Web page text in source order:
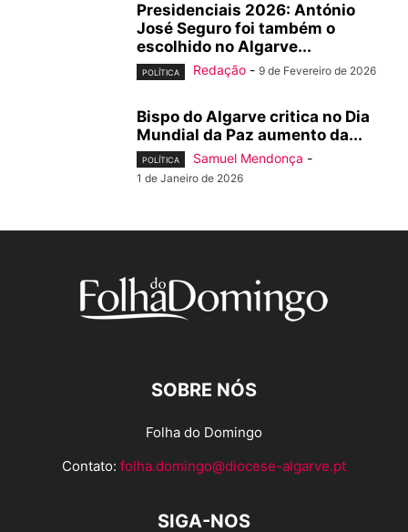
Presidenciais 2026: António
José Seguro foi também o
escolhido no Algarve...
POLÍTICA Redação - 9 de Fevereiro de 2026
Bispo do Algarve critica no Dia
Mundial da Paz aumento da...
POLÍTICA Samuel Mendonça -
1 de Janeiro de 2026
SOBRE NÓS
Folha do Domingo
Contato: folha.domingo@diocese-algarve.pt
SIGA-NOS